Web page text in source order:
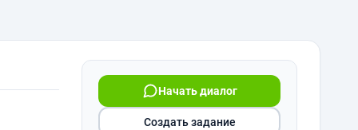
Начать диалог
Создать задание